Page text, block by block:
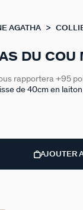
AGATHA
DU COU
rapportera+95
de 40cm en
le au gré de vos
AJOUTER